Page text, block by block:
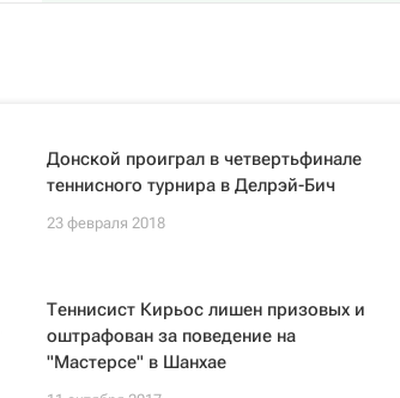
Донской проиграл в четвертьфинале
теннисного турнира в Делрэй-Бич
23 февраля 2018
Теннисист Кирьос лишен призовых и
оштрафован за поведение на
"Мастерсе" в Шанхае